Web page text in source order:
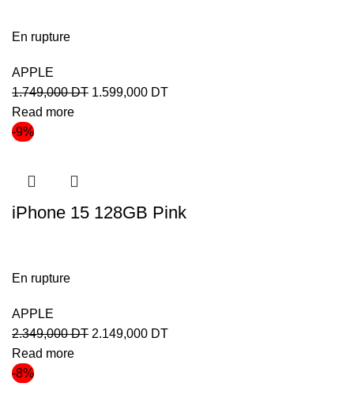
En rupture
APPLE
1.749,000DT 1.599,000 DT
Read more
-9%
iPhone 15 128GB Pink
En rupture
APPLE
2.349,000DT 2.149,000 DT
Read more
-8%